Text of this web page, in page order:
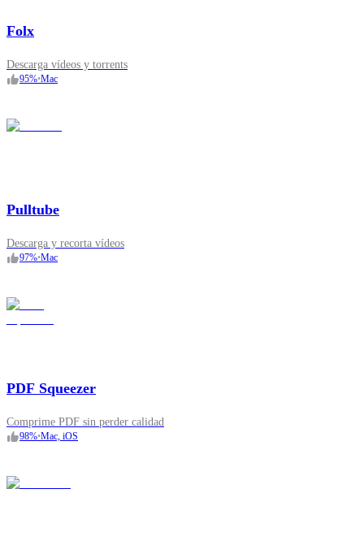
Folx
Descarga vídeos y torrents
95%•Mac
Pulltube
Descarga y recorta vídeos
97%•Mac
PDF Squeezer
Comprime PDF sin perder calidad
98%•Mac, iOS